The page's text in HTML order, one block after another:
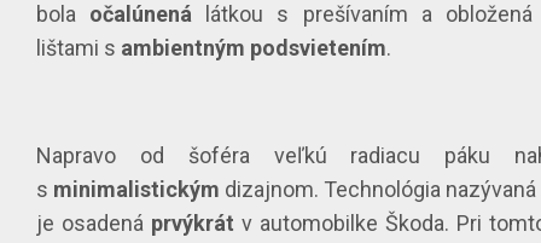
bola očalúnená látkou s prešívaním a obložená
lištami s ambientným podsvietením.
Napravo od šoféra veľkú radiacu páku
s minimalistickým dizajnom. Technológia nazývaná
je osadená prvýkrát v automobilke Škoda. Pri